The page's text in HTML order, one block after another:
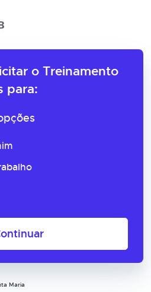
o Treinamento
para:
Maria